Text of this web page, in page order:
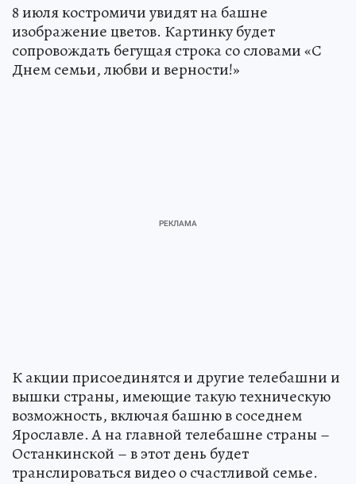
8 июля костромичи увидят на башне
изображение цветов. Картинку будет
сопровождать бегущая строка со словами «С
Днем семьи, любви и верности!»
К акции присоединятся и другие телебашни и
вышки страны, имеющие такую техническую
возможность, включая башню в соседнем
Ярославле. А на главной телебашне страны –
Останкинской – в этот день будет
транслироваться видео о счастливой семье.